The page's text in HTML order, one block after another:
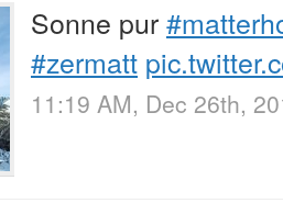
Sonne pur
#zermatt
11:19 AM, Dec 26th,